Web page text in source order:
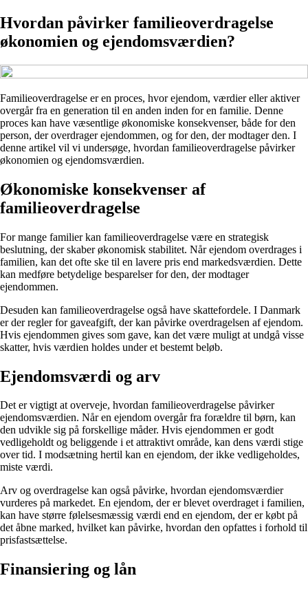
Hvordan påvirker familieoverdragelse
økonomien og ejendomsværdien?
Familieoverdragelse er en proces, hvor ejendom, værdier eller aktiver
overgår fra en generation til en anden inden for en familie. Denne
proces kan have væsentlige økonomiske konsekvenser, både for den
person, der overdrager ejendommen, og for den, der modtager den. I
denne artikel vil vi undersøge, hvordan familieoverdragelse påvirker
økonomien og ejendomsværdien.
Økonomiske konsekvenser af
familieoverdragelse
For mange familier kan familieoverdragelse være en strategisk
beslutning, der skaber økonomisk stabilitet. Når ejendom overdrages i
familien, kan det ofte ske til en lavere pris end markedsværdien. Dette
kan medføre betydelige besparelser for den, der modtager
ejendommen.
Desuden kan familieoverdragelse også have skattefordele. I Danmark
er der regler for gaveafgift, der kan påvirke overdragelsen af ejendom.
Hvis ejendommen gives som gave, kan det være muligt at undgå visse
skatter, hvis værdien holdes under et bestemt beløb.
Ejendomsværdi og arv
Det er vigtigt at overveje, hvordan familieoverdragelse påvirker
ejendomsværdien. Når en ejendom overgår fra forældre til børn, kan
den udvikle sig på forskellige måder. Hvis ejendommen er godt
vedligeholdt og beliggende i et attraktivt område, kan dens værdi stige
over tid. I modsætning hertil kan en ejendom, der ikke vedligeholdes,
miste værdi.
Arv og overdragelse kan også påvirke, hvordan ejendomsværdier
vurderes på markedet. En ejendom, der er blevet overdraget i familien,
kan have større følelsesmæssig værdi end en ejendom, der er købt på
det åbne marked, hvilket kan påvirke, hvordan den opfattes i forhold til
prisfastsættelse.
Finansiering og lån